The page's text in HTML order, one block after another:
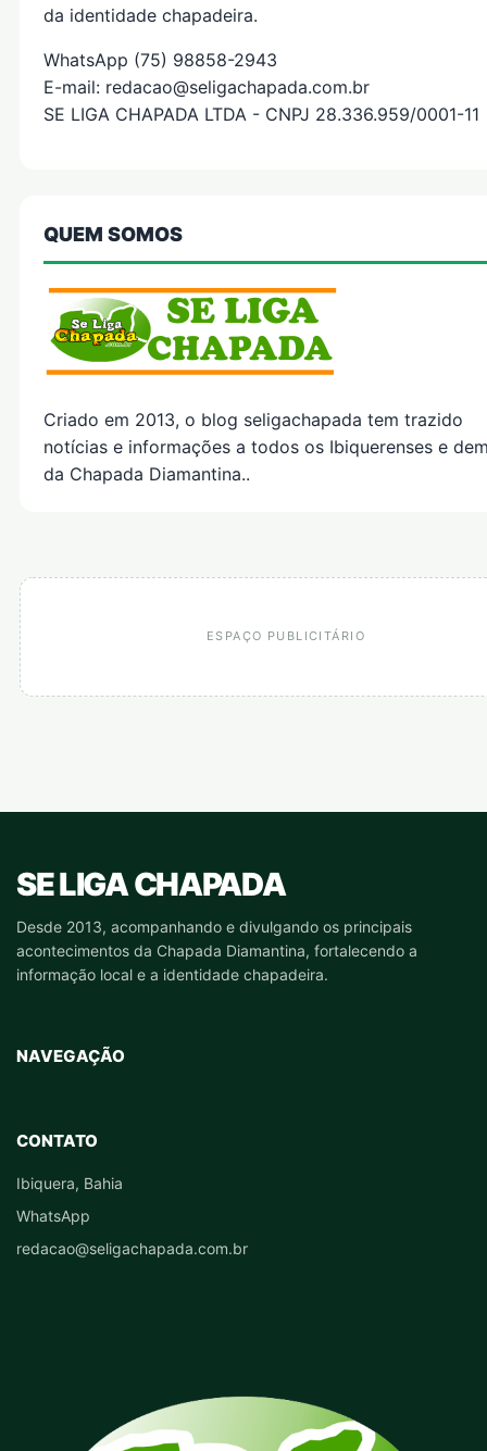
da identidade chapadeira.
WhatsApp (75) 98858-2943
E-mail: redacao@seligachapada.com.br
SE LIGA CHAPADA LTDA - CNPJ 28.336.959/0001-11
QUEM SOMOS
Criado em 2013, o blog seligachapada tem trazido
notícias e informações a todos os Ibiquerenses e
da Chapada Diamantina..
ESPAÇO PUBLICITÁRIO
SE LIGA CHAPADA
Desde 2013, acompanhando e divulgando os principais
acontecimentos da Chapada Diamantina, fortalecendo a
informação local e a identidade chapadeira.
NAVEGAÇÃO
CONTATO
Ibiquera, Bahia
WhatsApp
redacao@seligachapada.com.br